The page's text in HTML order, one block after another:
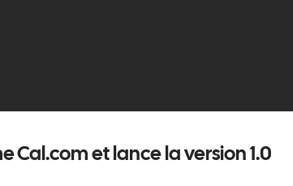
Cal.com et lance la version 1.0